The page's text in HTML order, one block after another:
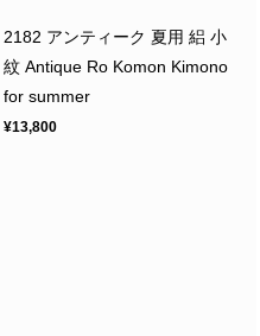
2182 アンティーク 夏用 絽 小
紋 Antique Ro Komon Kimono
for summer
¥13,800